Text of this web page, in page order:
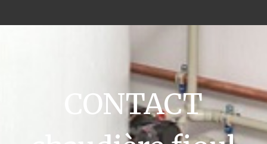
CONTACT